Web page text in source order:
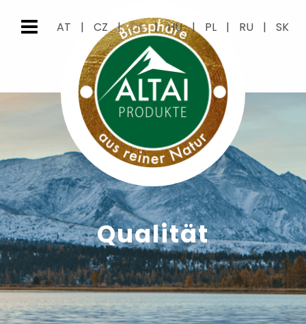
AT | CZ | DE | HU | PL | RU | SK
Qualität